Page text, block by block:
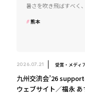
暑さを吹き飛ばすべく
熊本
2026.07.21 受賞・メディ
九州交流会’26
ウェブサイト／福永